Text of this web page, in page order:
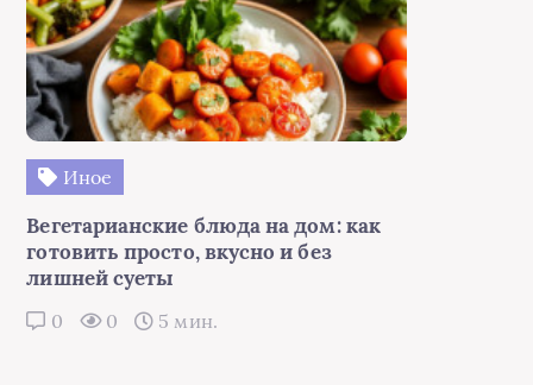
Иное
Вегетарианские блюда на дом: как
готовить просто, вкусно и без
лишней суеты
0 0 5 мин.